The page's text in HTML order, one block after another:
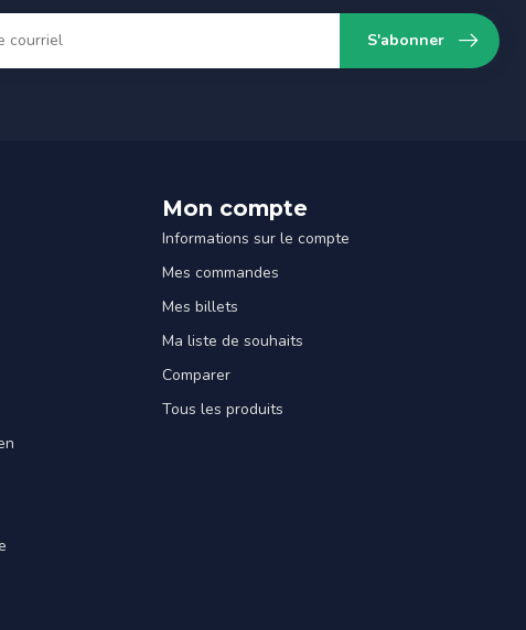
S'abonner
Mon compte
Informations sur le compte
Mes commandes
Mes billets
Ma liste de souhaits
Comparer
Tous les produits